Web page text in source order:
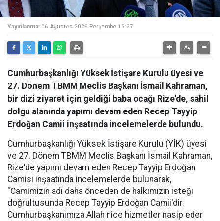
Yayınlanma: 06 Ağustos 2026 Perşembe 19:27
Cumhurbaşkanlığı Yüksek İstişare Kurulu üyesi ve
27. Dönem TBMM Meclis Başkanı İsmail Kahraman,
bir dizi ziyaret için geldiği baba ocağı Rize'de, sahil
dolgu alanında yapımı devam eden Recep Tayyip
Erdoğan Camii inşaatında incelemelerde bulundu.
Cumhurbaşkanlığı Yüksek İstişare Kurulu (YİK) üyesi
ve 27. Dönem TBMM Meclis Başkanı İsmail Kahraman,
Rize'de yapımı devam eden Recep Tayyip Erdoğan
Camisi inşaatında incelemelerde bulunarak,
"Camimizin adı daha önceden de halkımızın isteği
doğrultusunda Recep Tayyip Erdoğan Camii'dir.
Cumhurbaşkanımıza Allah nice hizmetler nasip eder